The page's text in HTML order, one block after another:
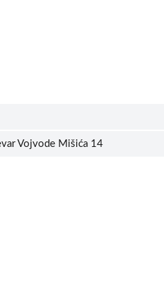
Vojvode Mišića 14